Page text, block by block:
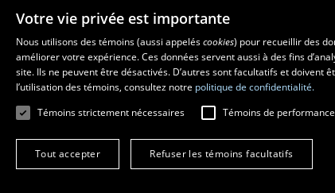
École de design
Centre de recherche en aménagement et développement
Votre vie privée est importante
Nous utilisons des témoins (aussi appeléscookies) pour recueillir des
améliorer votre expérience. Ces données servent aussi à des fins
site. Ils ne peuvent être désactivés. D’autres sont facultatifs et doivent
l’utilisation des témoins, consultez notre politique de confidentialité.
Témoins strictement nécessaires
Témoins de performance
Tout accepter Refuser les témoins facultatifs